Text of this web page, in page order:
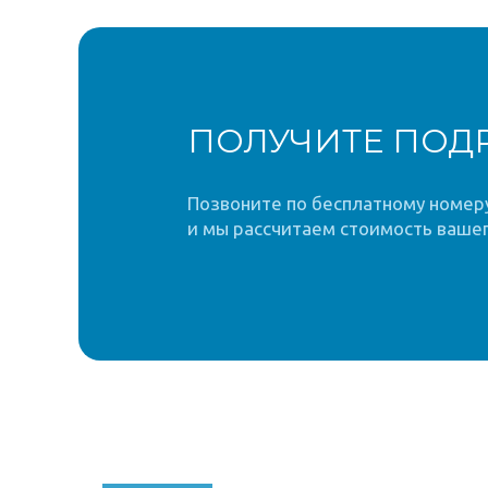
ПОЛУЧИТЕ
Позвоните по бесплатному
и мы рассчитаем стоимость